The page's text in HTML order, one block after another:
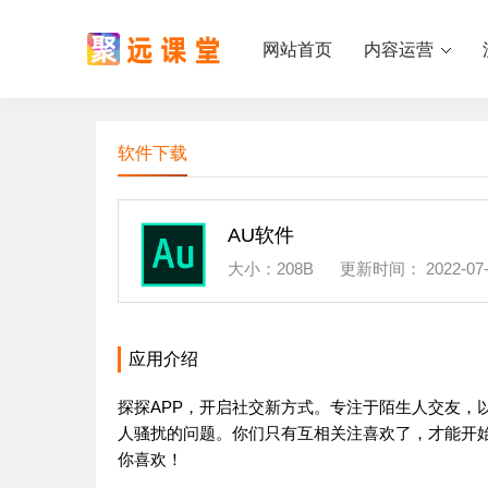
网站首页 内容运营
软件下载
AU软件
大小： 208B 更新时间： 2022-
应用介绍
探探APP，开启社交新方式。专注于陌生人交友
人骚扰的问题。你们只有互相关注喜欢了，才能
你喜欢！